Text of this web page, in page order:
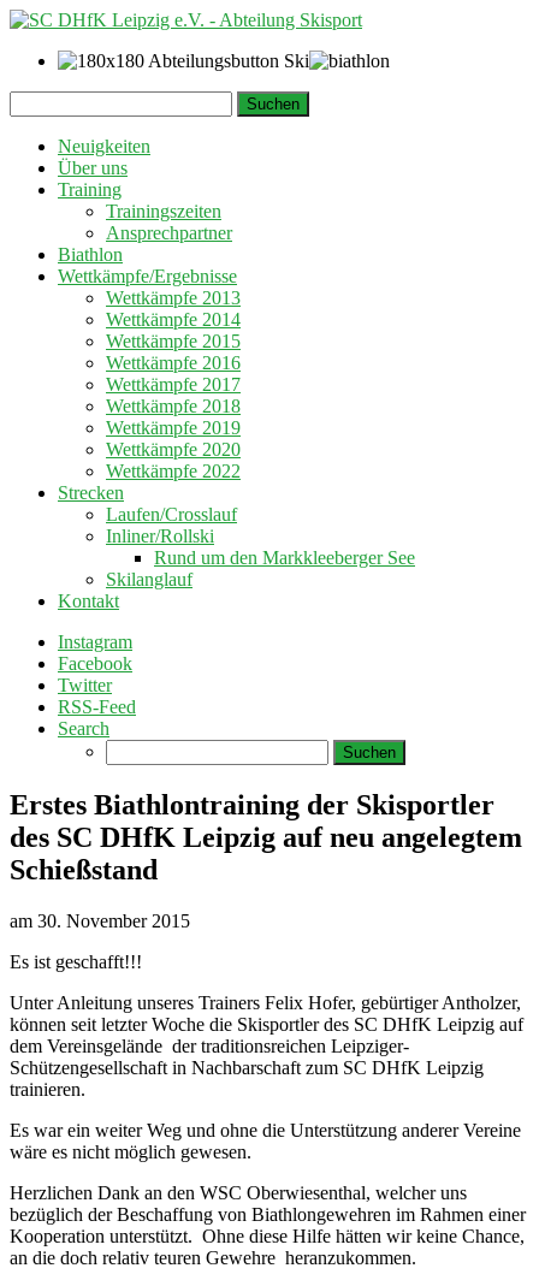
zum
Inhalt
nach:
Neuigkeiten
Über uns
Training
Trainingszeiten
Ansprechpartner
Biathlon
Wettkämpfe/Ergebnisse
Wettkämpfe 2013
Wettkämpfe 2014
Wettkämpfe 2015
Wettkämpfe 2016
Wettkämpfe 2017
Wettkämpfe 2018
Wettkämpfe 2019
Wettkämpfe 2020
Wettkämpfe 2022
Strecken
Laufen/Crosslauf
Inliner/Rollski
Rund um den Markkleeberger See
Skilanglauf
Kontakt
Instagram
Facebook
Twitter
RSS-Feed
Search
nach:
Erstes Biathlontraining der Skisportler
des SC DHfK Leipzig auf neu angelegtem
Schießstand
am 30. November 2015
Es ist geschafft!!!
Unter Anleitung unseres Trainers Felix Hofer, gebürtiger Antholzer,
können seit letzter Woche die Skisportler des SC DHfK Leipzig auf
dem Vereinsgelände der traditionsreichen Leipziger-
Schützengesellschaft in Nachbarschaft zum SC DHfK Leipzig
trainieren.
Es war ein weiter Weg und ohne die Unterstützung anderer Vereine
wäre es nicht möglich gewesen.
Herzlichen Dank an den WSC Oberwiesenthal, welcher uns
bezüglich der Beschaffung von Biathlongewehren im Rahmen einer
Kooperation unterstützt. Ohne diese Hilfe hätten wir keine Chance,
an die doch relativ teuren Gewehre heranzukommen.